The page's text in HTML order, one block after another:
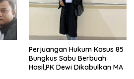
Perjuangan Hukum Kasus 85
Bungkus Sabu Berbuah
Hasil,PK Dewi Dikabulkan MA